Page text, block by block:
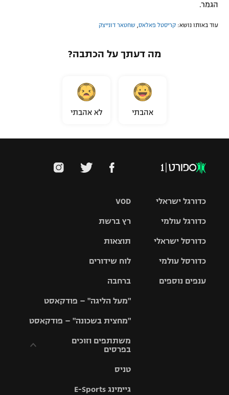
הגמר.
עוד באותו נושא: קריסטל פאלאס, שחטאר דונייצק
מה דעתך על הכתבה?
אהבתי לא אהבתי
VOD
רץ ברשת
תוצאות
לוח שידורים
ברחבה
"מעל הליגה" – פודקאסט
"מחצית בשכונה" – פודקאסט
משתתפים וזוכים
בפרסים
וזוכים בפרסים
טניס
גיימינג E-Sports
כדורגל ישראלי
גביע הטוטו
כדורגל עולמי
האלופות
ליגה
כדורסל ישראלי
סל
כדורסל עולמי
ענפים נוספים